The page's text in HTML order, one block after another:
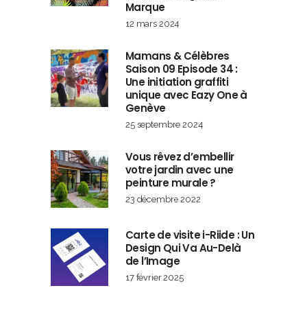
Marque
12 mars 2024
Mamans & Célèbres
Saison 09 Episode 34 :
Une initiation graffiti
unique avec Eazy One à
Genève
25 septembre 2024
Vous rêvez d’embellir
votre jardin avec une
peinture murale ?
23 décembre 2022
Carte de visite i-Riide : Un
Design Qui Va Au-Delà
de l’Image
17 février 2025